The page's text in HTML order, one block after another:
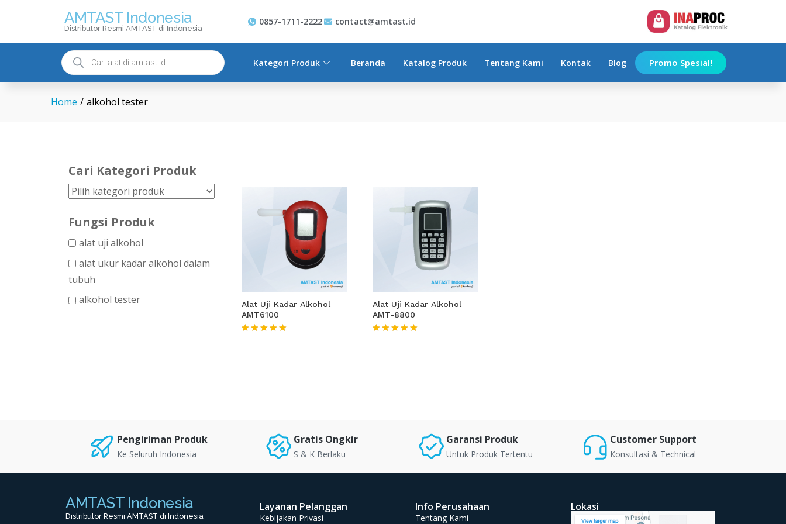
AMTAST Indonesia
Distributor Resmi AMTAST di Indonesia
0857-1711-2222 contact@amtast.id
Kategori Produk Beranda Katalog Produk Tentang Kami Kontak Blog Promo Spesial!
Home / alkohol tester
Cari Kategori Produk
Fungsi Produk
alat uji alkohol
alat ukur kadar alkohol dalam
tubuh
alkohol tester
Alat Uji Kadar Alkohol
AMT6100
Alat Uji Kadar Alkohol
AMT-8800
Pengiriman Produk
Ke Seluruh Indonesia
Gratis Ongkir
S & K Berlaku
Garansi Produk
Untuk Produk Tertentu
Customer Support
Konsultasi & Technical
AMTAST Indonesia
Distributor Resmi AMTAST di Indonesia
Layanan Pelanggan
Kebijakan Privasi
Info Perusahaan
Tentang Kami
Lokasi